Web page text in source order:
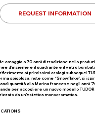
REQUEST INFORMATION
omaggio a 70 anni di tradizione nella
d’insieme e il quadrante e il vetro
ai primissimi orologi subacquei
spigolosa, note come “Snowflake”, si
quantità alla Marina francese negli anni
per accogliere un nuovo modello
da un’estetica monocromatica.